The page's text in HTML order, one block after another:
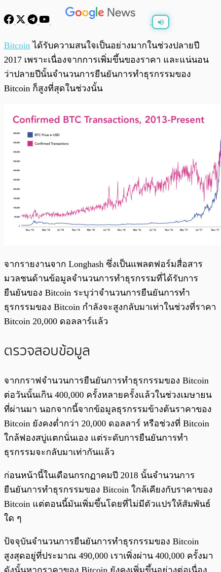
พร้อมเล่น 0:00
Bitcoin ได้รับความสนใจเป็นอย่างมากในช่วงปลายปี
2017 เพราะเนื่องจากการเพิ่มขึ้นของราคา และแน่นอน
ว่าปลายปีนั้นจำนวนการยืนยันการทำธุรกรรมของ
Bitcoin ก็สูงที่สุดในช่วงนั้น
จากรายงานจาก Longhash ซึ่งเป็นแพลตฟอร์มสื่อสาร
มวลชนด้านข้อมูลจำนวนการทำธุรกรรมที่ได้รับการ
ยืนยันของ Bitcoin ระบุว่าจำนวนการยืนยันการทำ
ธุรกรรมของ Bitcoin กำลังจะสูงกลับมาเท่าในช่วงที่ราคา
Bitcoin 20,000 ดอลลาร์แล้ว
ตรวจสอบข้อมูล
จากกราฟจำนวนการยืนยันการทำธุรกรรมของ Bitcoin
ต่อวันนั้นเกิน 400,000 ครั้งหลายครั้งแล้วในช่วงเมษายน
ที่ผ่านมา นอกจากนี้จากข้อมูลธุรกรรมข้างต้นราคาของ
Bitcoin ยังคงต่ำกว่า 20,000 ดอลลาร์ หรือช่วงที่ Bitcoin
ใกล้ฟองสบู่แตกนั่นเอง แต่ระดับการยืนยันการทำ
ธุรกรรมจะกลับมาเท่ากันแล้ว
ก่อนหน้านี้ในเดือนกรกฏาคมปี 2018 นั้นจำนวนการ
ยืนยันการทำธุรกรรมของ Bitcoin ใกล้เคียงกับราคาของ
Bitcoin แต่ตอนนี้มันเพิ่มขึ้นโดยที่ไม่มีตัวแปรให้สัมพันธ์
ใด ๆ
ป้จจุบันจำนวนการยืนยันการทำธุรกรรมของ Bitcoin
สูงสุดอยู่ที่ประมาณ 490,000 เราเพิ่งผ่าน 400,000 ครั้งมา
ดังนั้นหากราคาของ Bitcoin ยังคงเพิ่มขึ้นอย่างต่อเนื่อง